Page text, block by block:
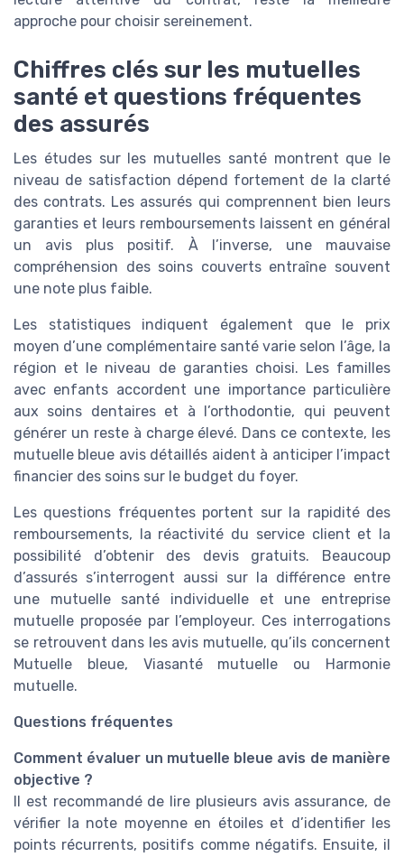
approche pour choisir sereinement.
Chiffres clés sur les mutuelles
santé et questions fréquentes
des assurés
Les études sur les mutuelles santé montrent que le
niveau de satisfaction dépend fortement de la clarté
des contrats. Les assurés qui comprennent bien leurs
garanties et leurs remboursements laissent en général
un avis plus positif. À l’inverse, une mauvaise
compréhension des soins couverts entraîne souvent
une note plus faible.
Les statistiques indiquent également que le prix
moyen d’une complémentaire santé varie selon l’âge, la
région et le niveau de garanties choisi. Les familles
avec enfants accordent une importance particulière
aux soins dentaires et à l’orthodontie, qui peuvent
générer un reste à charge élevé. Dans ce contexte, les
mutuelle bleue avis détaillés aident à anticiper l’impact
financier des soins sur le budget du foyer.
Les questions fréquentes portent sur la rapidité des
remboursements, la réactivité du service client et la
possibilité d’obtenir des devis gratuits. Beaucoup
d’assurés s’interrogent aussi sur la différence entre
une mutuelle santé individuelle et une entreprise
mutuelle proposée par l’employeur. Ces interrogations
se retrouvent dans les avis mutuelle, qu’ils concernent
Mutuelle bleue, Viasanté mutuelle ou Harmonie
mutuelle.
Questions fréquentes
Comment évaluer un mutuelle bleue avis de manière
objective ?
Il est recommandé de lire plusieurs avis assurance, de
vérifier la note moyenne en étoiles et d’identifier les
points récurrents, positifs comme négatifs. Ensuite, il